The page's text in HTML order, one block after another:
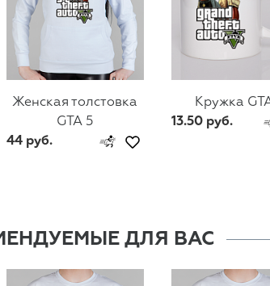
Женская толстовка
GTA 5
44 руб.
Кружка
13.50 руб.
ДЛЯ ВАС